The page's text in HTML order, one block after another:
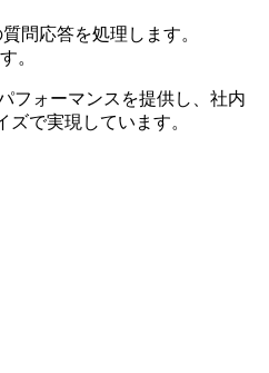
問応答を処理します。
。
フォーマンスを提供し、社内
で実現しています。